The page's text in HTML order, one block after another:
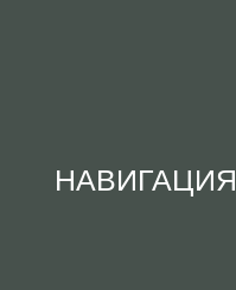
НАВИГАЦИЯ